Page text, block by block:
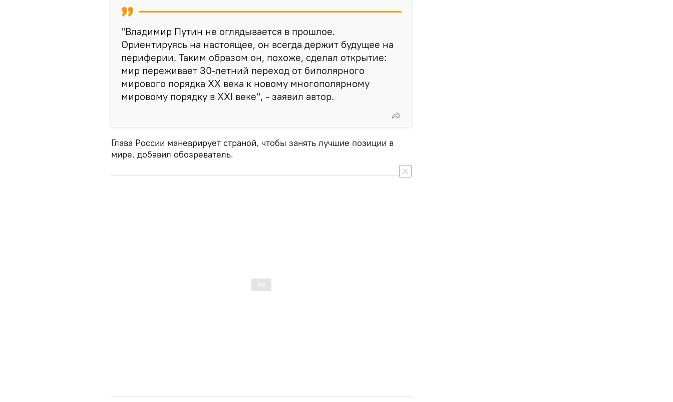
"Владимир Путин не оглядывается в прошлое.
Ориентируясь на настоящее, он всегда держит будущее на
периферии. Таким образом он, похоже, сделал открытие:
мир переживает 30-летний переход от биполярного
мирового порядка XX века к новому многополярному
мировому порядку в XXI веке", - заявил автор.
Глава России маневрирует страной, чтобы занять лучшие позиции в
мире, добавил обозреватель.